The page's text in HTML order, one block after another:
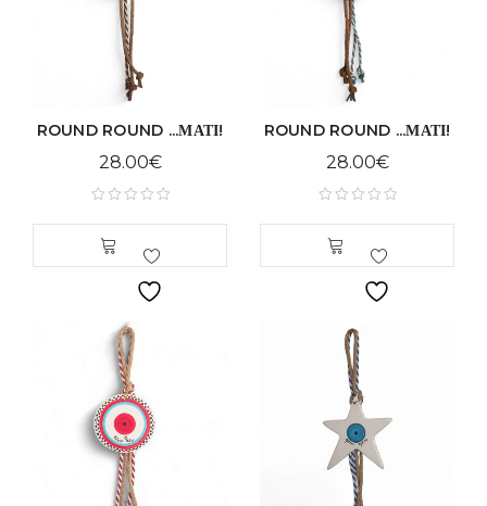
ROUND ROUND ...ΜΑΤΙ!
28.00€
ROUND ROUND ...ΜΑΤΙ!
28.00€